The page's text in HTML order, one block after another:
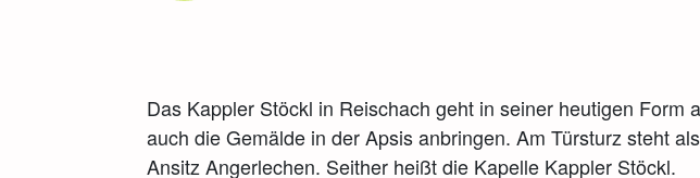
Das Kappler Stöckl in Reischach geht in seiner heutigen
auch die Gemälde in der Apsis anbringen. Am Türsturz steht
Ansitz Angerlechen. Seither heißt die Kapelle Kappler Stöckl.